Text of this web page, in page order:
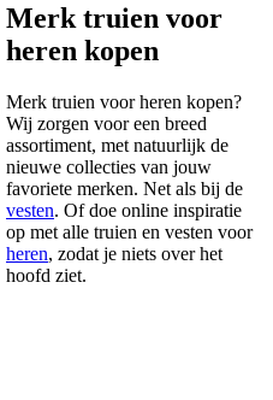
Merk truien voor
heren kopen
Merk truien voor heren kopen?
Wij zorgen voor een breed
assortiment, met natuurlijk de
nieuwe collecties van jouw
favoriete merken. Net als bij de
vesten. Of doe online inspiratie
op met alle truien en vesten voor
heren, zodat je niets over het
hoofd ziet.